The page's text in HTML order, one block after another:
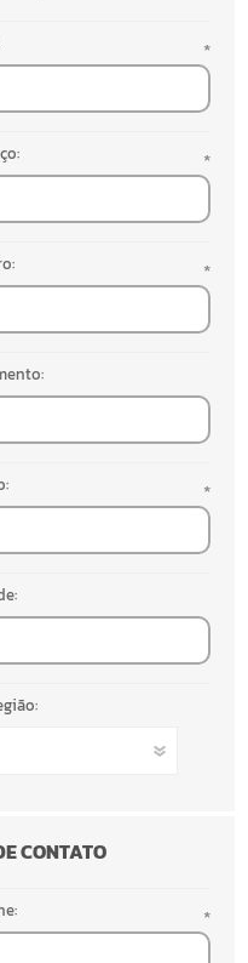
*
*
*
*
CONTATO
*